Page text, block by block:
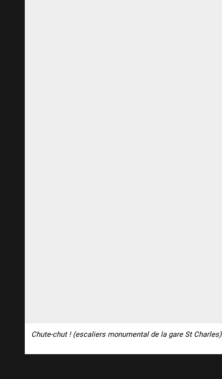
Chute-chut ! (escaliers monumental de la gare St Charles)